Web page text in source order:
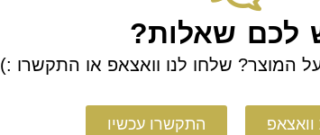
לכם שאלות?
על המוצר? שלחו לנו וואצאפ או התקשרו :)
התקשרו עכשיו